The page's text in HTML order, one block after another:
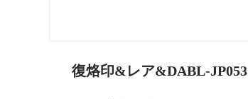
復烙印&レア&DABL-JP053